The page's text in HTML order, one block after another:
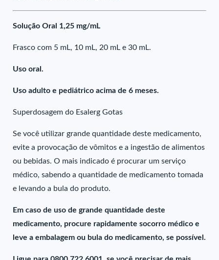
Solução Oral 1,25 mg/mL
Frasco com 5 mL, 10 mL, 20 mL e 30 mL.
Uso oral.
Uso adulto e pediátrico acima de 6 meses.
Superdosagem do Esalerg Gotas
Se você utilizar grande quantidade deste medicamento,
evite a provocação de vômitos e a ingestão de alimentos
ou bebidas. O mais indicado é procurar um serviço
médico, sabendo a quantidade de medicamento tomada
e levando a bula do produto.
Em caso de uso de grande quantidade deste
medicamento, procure rapidamente socorro médico e
leve a embalagem ou bula do medicamento, se possível.